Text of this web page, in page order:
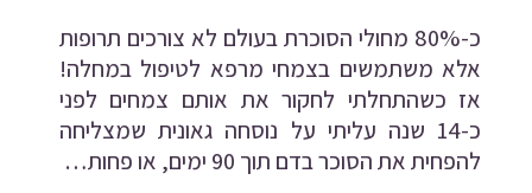
כ-80% מחולי הסוכרת בעולם לא צורכים תרופות
אלא משתמשים בצמחי מרפא לטיפול במחלה!
אז כשהתחלתי לחקור את אותם צמחים לפני
כ-14 שנה עליתי על נוסחה גאונית שמצליחה
להפחית את הסוכר בדם תוך 90 ימים, או פחות…